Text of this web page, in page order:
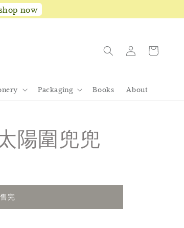
now
Packaging Books About
陽圍兜兜
售完